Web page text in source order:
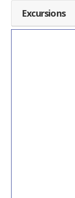
Excursions